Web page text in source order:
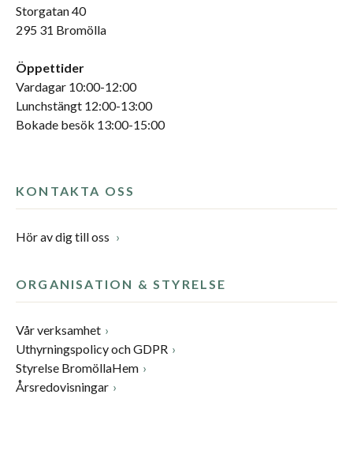
Storgatan 40
295 31 Bromölla
Öppettider
Vardagar 10:00-12:00
Lunchstängt 12:00-13:00
Bokade besök 13:00-15:00
KONTAKTA OSS
Hör av dig till oss
ORGANISATION & STYRELSE
Vår verksamhet
Uthyrningspolicy och GDPR
Styrelse BromöllaHem
Årsredovisningar